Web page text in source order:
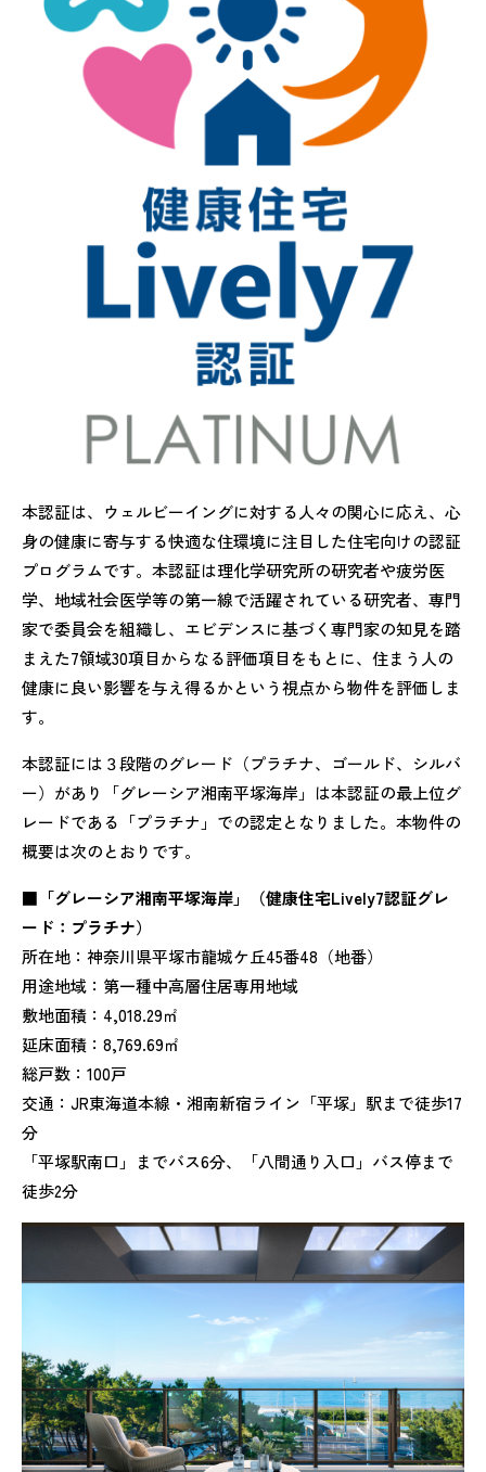
本認証は、ウェルビーイングに対する人々の関心に応え、心
身の健康に寄与する快適な住環境に注目した住宅向けの認証
プログラムです。本認証は理化学研究所の研究者や疲労医
学、地域社会医学等の第一線で活躍されている研究者、専門
家で委員会を組織し、エビデンスに基づく専門家の知見を踏
まえた7領域30項目からなる評価項目をもとに、住まう人の
健康に良い影響を与え得るかという視点から物件を評価しま
す。
本認証には３段階のグレード（プラチナ、ゴールド、シルバ
ー）があり「グレーシア湘南平塚海岸」は本認証の最上位グ
レードである「プラチナ」での認定となりました。本物件の
概要は次のとおりです。
■「グレーシア湘南平塚海岸」（健康住宅Lively7認証グレ
ード：プラチナ）
所在地：神奈川県平塚市龍城ケ丘45番48（地番）
用途地域：第一種中高層住居専用地域
敷地面積：4,018.29㎡
延床面積：8,769.69㎡
総戸数：100戸
交通：JR東海道本線・湘南新宿ライン「平塚」駅まで徒歩17
分
「平塚駅南口」までバス6分、「八間通り入口」バス停まで
徒歩2分